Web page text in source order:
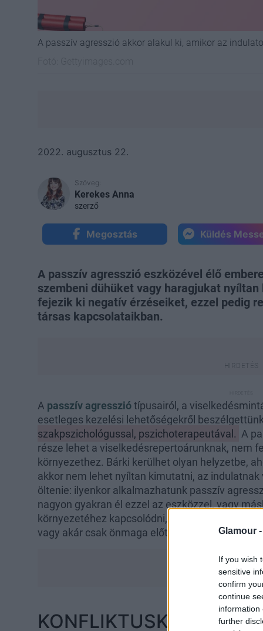
Glamour -
If you wish
sensitive
confirm
continue
information
further
A passzív agresszió akkor alakul ki, amikor az
2022. augusztus 22.
Szöveg:
Kerekes Anna
szerző
Megosztás Küldés
A passzív agresszió eszközével élő
szembeni dühüket vagy haragjukat
fejezik ki negatív érzéseiket, ezzel pedig
társas kapcsolataikban.
A passzív agressziótípusairól, a
esetleges kezelési lehetőségekről beszélgettünk
szakpszichológussal, pszichoterapeutával. A
része lehet a viselkedésrepertoárunknak, nem
környezethez. Bárki kerülhet olyan helyzetbe,
akkor nem lehet nyíltan kimutatni, az
öltenie: ilyenkor alkalmazhatunk passzív
nagyon gyakran él ezzel az eszközzel, vagy
környezetéhez kapcsolódni, és indulatát,
vagy akár csak önmaga előtt vállalni.
KONFLIKTUSKERÜLÉS